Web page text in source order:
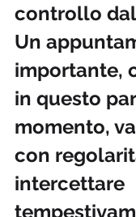
controllo
Un
importante,
in questo
momento,
con
intercettare